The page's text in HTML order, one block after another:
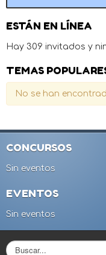
ESTÁN EN LÍNEA
Hay 309 invitados y
TEMAS
No se han
CONCURSOS
Sin eventos
EVENTOS
Sin eventos
B